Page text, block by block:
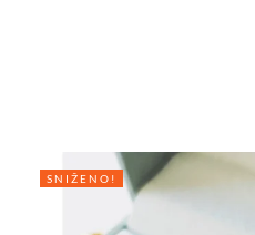
SNIŽENO!